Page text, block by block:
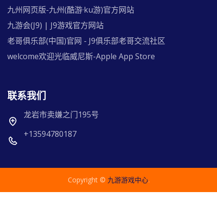
九州网页版-九州(酷游·ku游)官方网站
九游会(J9) | J9游戏官方网站
老哥俱乐部(中国)官网 - J9俱乐部老哥交流社区
welcome欢迎光临威尼斯-Apple App Store
联系我们
龙岩市卖嫌之门195号
+13594780187
Copyright © 九游游戏中心.